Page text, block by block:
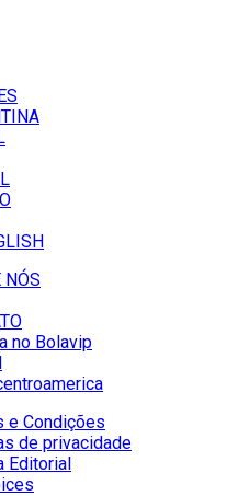
NÓS
no Bolavip
e Condições
de privacidade
Editorial